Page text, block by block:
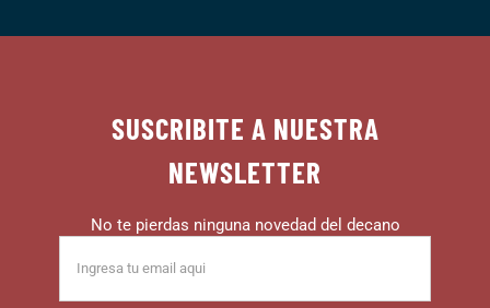
SUSCRIBITE A NUESTRA
NEWSLETTER
No te pierdas ninguna novedad del decano